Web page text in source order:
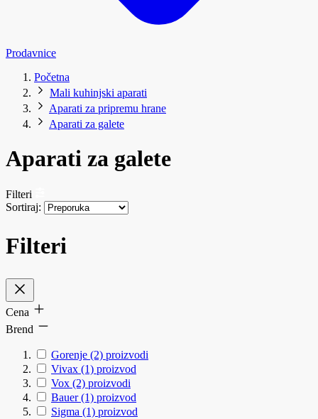
Prodavnice
Početna
Mali kuhinjski aparati
Aparati za pripremu hrane
Aparati za galete
Aparati za galete
Filteri
Sortiraj:
Filteri
Cena
Brend
Gorenje (2) proizvodi
Vivax (1) proizvod
Vox (2) proizvodi
Bauer (1) proizvod
Sigma (1) proizvod